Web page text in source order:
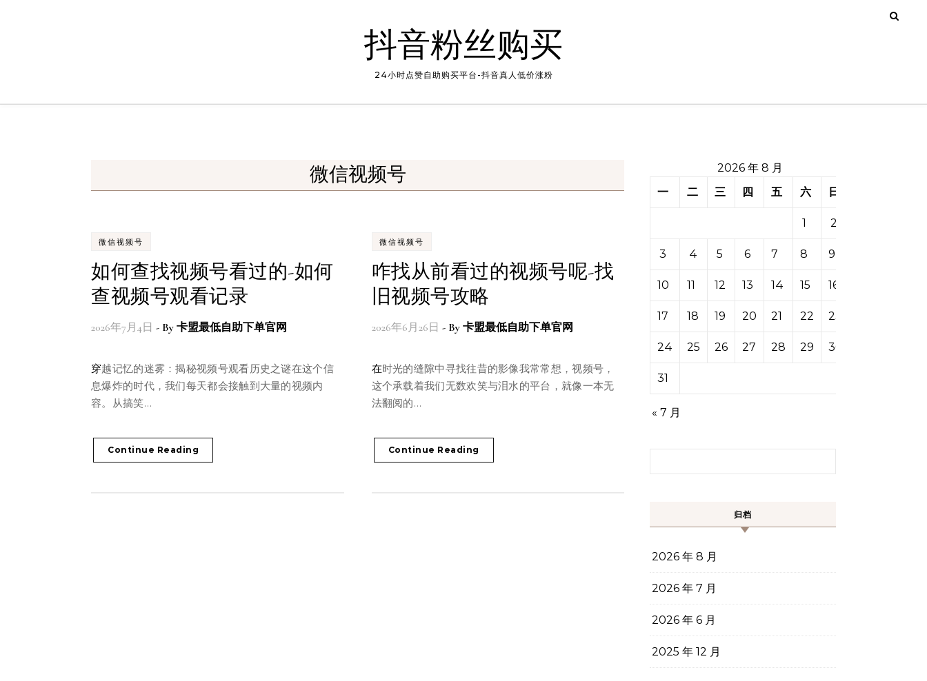
抖音粉丝购买
24小时点赞自助购买平台-抖音真人低价涨粉
微信视频号
微信视频号
如何查找视频号看过的-如何
查视频号观看记录
2026年7月4日 - By 卡盟最低自助下单官网
穿越记忆的迷雾：揭秘视频号观看历史之谜在这个信
息爆炸的时代，我们每天都会接触到大量的视频内
容。从搞笑…
Continue Reading
微信视频号
咋找从前看过的视频号呢-找
旧视频号攻略
2026年6月26日 - By 卡盟最低自助下单官网
在时光的缝隙中寻找往昔的影像我常常想，视频号，
这个承载着我们无数欢笑与泪水的平台，就像一本无
法翻阅的…
Continue Reading
2026 年 8 月
一
二 三 四 五 六 日
1 2
3 4 5 6 7 8 9
10 11 12 13 14 15 16
17 18 19 20 21 22 23
24 25 26 27 28 29 30
31
« 7 月
归档
2026 年 8 月
2026 年 7 月
2026 年 6 月
2025 年 12 月